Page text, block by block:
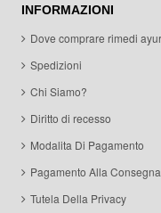
INFORMAZIONI
Dove comprare rimedi
Spedizioni
Chi Siamo?
Diritto di recesso
Modalita Di Pagamento
Pagamento Alla Consegna
Tutela Della Privacy